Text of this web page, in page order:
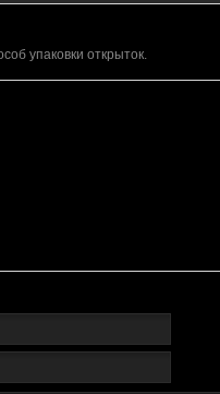
упаковки открыток.